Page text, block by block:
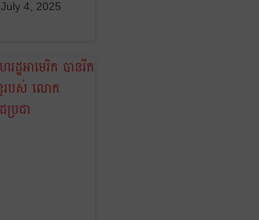
July 4, 2025